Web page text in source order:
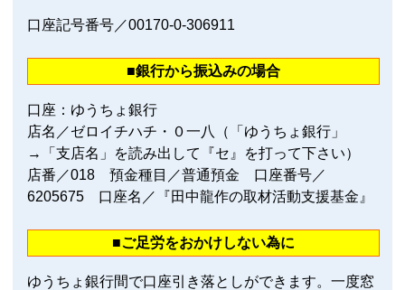
口座記号番号／00170‐0‐306911
■銀行から振込みの場合
口座：ゆうちょ銀行
店名／ゼロイチハチ・０一八（「ゆうちょ銀行」
→「支店名」を読み出して『セ』を打って下さい）
店番／018 預金種目／普通預金 口座番号／
6205675 口座名／『田中龍作の取材活動支援基金』
■ご足労をおかけしない為に
ゆうちょ銀行間で口座引き落としができます。一度窓